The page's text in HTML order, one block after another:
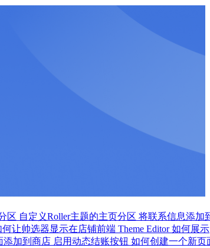
区 自定义Roller主题的主页分区 将联系信息添加
何让帅选器显示在店铺前端 Theme Editor 如何展示
添加到商店 启用动态结账按钮 如何创建一个新页